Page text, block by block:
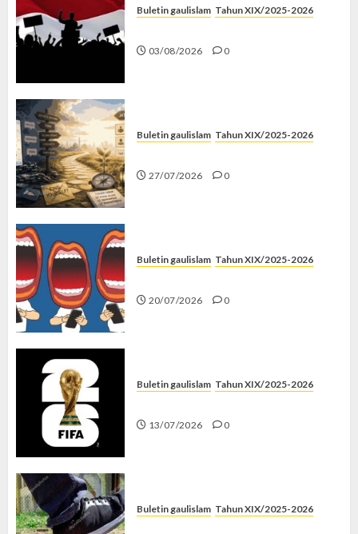
Buletin gaulislam Tahun XIX/2025-2026
03/08/2026 0
Buletin gaulislam Tahun XIX/2025-2026
27/07/2026 0
Buletin gaulislam Tahun XIX/2025-2026
20/07/2026 0
Buletin gaulislam Tahun XIX/2025-2026
13/07/2026 0
Buletin gaulislam Tahun XIX/2025-2026